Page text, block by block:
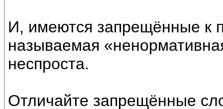
И, имеются запрещённые к
называемая
неспроста.
Отличайте запрещённые